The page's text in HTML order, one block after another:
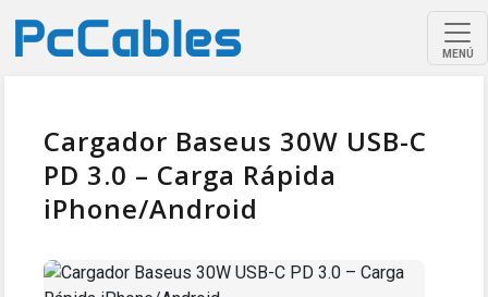
MENÚ
Cargador Baseus 30W USB-C
PD 3.0 – Carga Rápida
iPhone/Android